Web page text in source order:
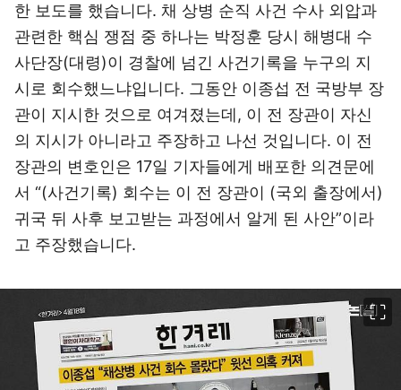
한 보도를 했습니다. 채 상병 순직 사건 수사 외압과
관련한 핵심 쟁점 중 하나는 박정훈 당시 해병대 수
사단장(대령)이 경찰에 넘긴 사건기록을 누구의 지
시로 회수했느냐입니다. 그동안 이종섭 전 국방부 장
관이 지시한 것으로 여겨졌는데, 이 전 장관이 자신
의 지시가 아니라고 주장하고 나선 것입니다. 이 전
장관의 변호인은 17일 기자들에게 배포한 의견문에
서 “(사건기록) 회수는 이 전 장관이 (국외 출장에서)
귀국 뒤 사후 보고받는 과정에서 알게 된 사안”이라
고 주장했습니다.